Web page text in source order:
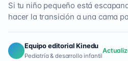
Si tu niño pequeño está
hacer la transición a una cama
Equipo editorial Kinedu
Pediatría & desarrollo infantil